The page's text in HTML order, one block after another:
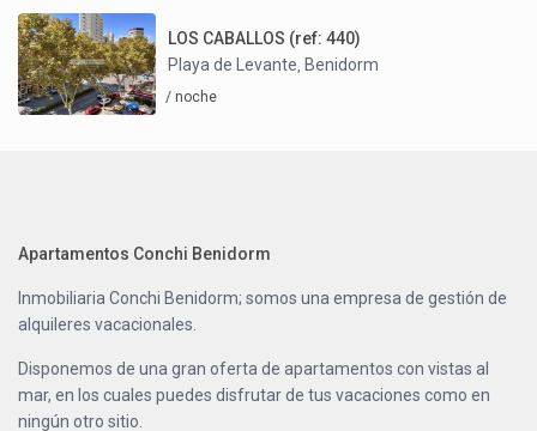
LOS CABALLOS (ref: 440)
Playa de Levante, Benidorm
/ noche
Apartamentos Conchi Benidorm
Inmobiliaria Conchi Benidorm; somos una empresa de gestión de
alquileres vacacionales.
Disponemos de una gran oferta de apartamentos con vistas al
mar, en los cuales puedes disfrutar de tus vacaciones como en
ningún otro sitio.